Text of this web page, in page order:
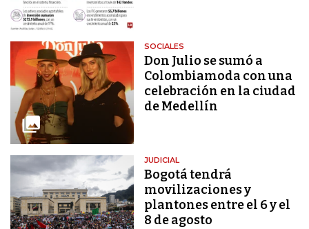
SOCIALES
Don Julio se sumó a
Colombiamoda con una
celebración en la ciudad
de Medellín
JUDICIAL
Bogotá tendrá
movilizaciones y
plantones entre el 6 y el
8 de agosto